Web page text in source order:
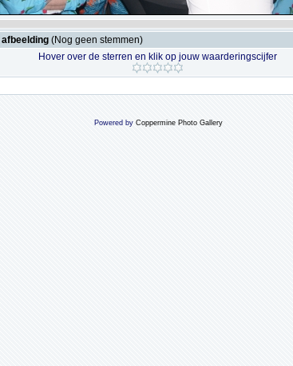
(Nog geen stemmen)
Hover over de sterren en klik op jouw waarderingscijfer
Powered by Coppermine Photo Gallery